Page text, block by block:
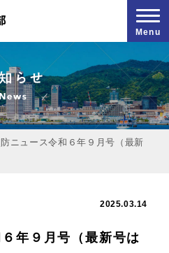
Menu
ニュース令和６年９月号（最新
2025.03.14
年９月号（最新号は